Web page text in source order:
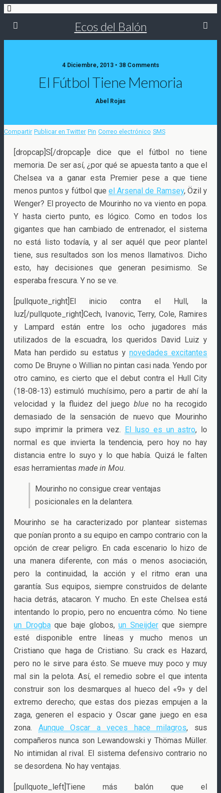
Ecos del Balón
4 Diciembre, 2013 • 38 Comments
El Fútbol Tiene Memoria
Abel Rojas
Compartir Publicar en Twitter Pin Correo electrónico SMS
[dropcap]S[/dropcap]e dice que el fútbol no tiene
memoria. De ser así, ¿por qué se apuesta tanto a que el
Chelsea va a ganar esta Premier pese a que tiene
menos puntos y fútbol que el Arsenal de Ramsey, Özil y
Wenger? El proyecto de Mourinho no va viento en popa.
Y hasta cierto punto, es lógico. Como en todos los
gigantes que han cambiado de entrenador, el sistema
no está listo todavía, y al ser aquél que peor plantel
tiene, sus resultados son los menos llamativos. Dicho
esto, hay decisiones que generan pesimismo. Se
esperaba frescura. Y no se ve.
[pullquote_right]El inicio contra el Hull, la
luz[/pullquote_right]Cech, Ivanovic, Terry, Cole, Ramires
y Lampard están entre los ocho jugadores más
utilizados de la escuadra, los queridos David Luiz y
Mata han perdido su estatus y novedades excitantes
como De Bruyne o Willian no pintan casi nada. Yendo por
otro camino, es cierto que el debut contra el Hull City
(18-08-13) estimuló muchísimo, pero a partir de ahí la
velocidad y la fluidez del juegoblueno ha recogido
demasiado de la sensación de nuevo que Mourinho
supo imprimir la primera vez. El luso es un astro, lo
normal es que invierta la tendencia, pero hoy no hay
distancia entre lo suyo y lo que había. Quizá le falten
esas herramientas made in Mou.
Mourinho no consigue crear ventajas
posicionales en la delantera.
Mourinho se ha caracterizado por plantear sistemas
que ponían pronto a su equipo en campo contrario con la
opción de crear peligro. En cada escenario lo hizo de
una manera diferente, con más o menos asociación,
pero la continuidad, la acción y el ritmo eran una
garantía. Sus equipos, siempre construidos de delante
hacia detrás, atacaron. Y mucho. En este Chelsea está
intentando lo propio, pero no encuentra cómo. No tiene
un Drogbaque baje globos,un Sneijderque siempre
esté disponible entre líneas y mucho menos un
Cristiano que haga de Cristiano. Su crack es Hazard,
pero no le sirve para ésto. Se mueve muy poco y muy
mal sin la pelota. Así, el remedio sobre el que intenta
construir son los desmarques al hueco del «9» y del
extremo derecho; que estas dos piezas empujen a la
zaga, generen el espacio y Oscar gane juego en esa
zona. Aunque Oscar a veces hace milagros, sus
compañeros nunca son Lewandowski y Thömas Müller.
No intimidan al rival. El sistema defensivo contrario no
se desordena. No hay ventajas.
[pullquote_left]Tiene más balón que el